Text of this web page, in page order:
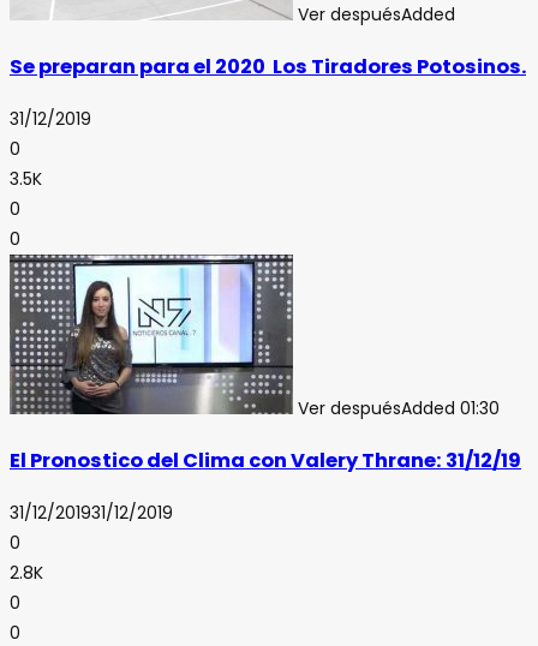
Ver despuésAdded
Se preparan para el 2020 Los Tiradores Potosinos.
31/12/2019
0
3.5K
0
0
Ver despuésAdded 01:30
El Pronostico del Clima con Valery Thrane: 31/12/19
31/12/201931/12/2019
0
2.8K
0
0